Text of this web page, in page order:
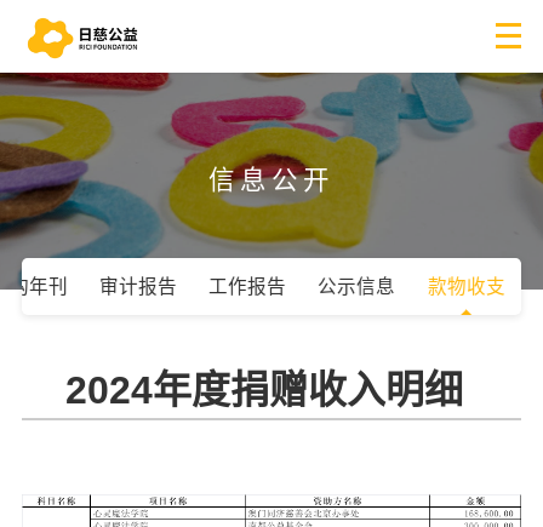
信息公开
构年刊 审计报告 工作报告 公示信息 款物收支
2024年度捐赠收入明细